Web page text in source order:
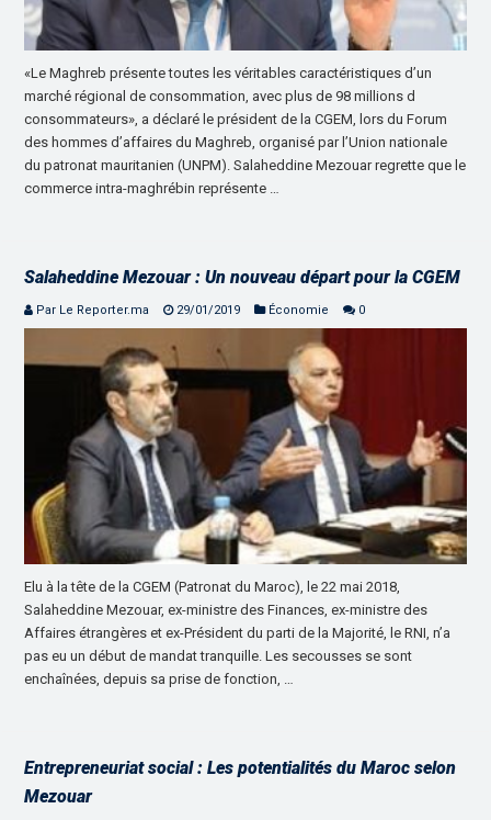
«Le Maghreb présente toutes les véritables caractéristiques d’un
marché régional de consommation, avec plus de 98 millions d
consommateurs», a déclaré le président de la CGEM, lors du Forum
des hommes d’affaires du Maghreb, organisé par l’Union nationale
du patronat mauritanien (UNPM). Salaheddine Mezouar regrette que le
commerce intra-maghrébin représente …
Salaheddine Mezouar : Un nouveau départ pour la CGEM
Par Le Reporter.ma 29/01/2019 Économie 0
Elu à la tête de la CGEM (Patronat du Maroc), le 22 mai 2018,
Salaheddine Mezouar, ex-ministre des Finances, ex-ministre des
Affaires étrangères et ex-Président du parti de la Majorité, le RNI, n’a
pas eu un début de mandat tranquille. Les secousses se sont
enchaînées, depuis sa prise de fonction, …
Entrepreneuriat social : Les potentialités du Maroc selon
Mezouar